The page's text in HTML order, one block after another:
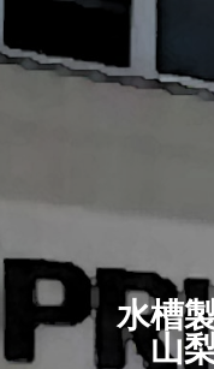
水槽
山